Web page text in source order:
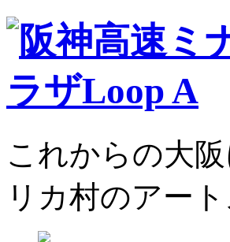
これからの大
リカ村のアー